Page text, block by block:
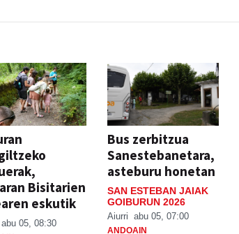
Bisitarien
eskutik
abu 05, 08:30
Bus zerbitzua
Sanestebanetara,
asteburu honetan
SAN ESTEBAN JAIAK
GOIBURUN 2026
Aiurri abu 05, 07:00
ANDOAIN